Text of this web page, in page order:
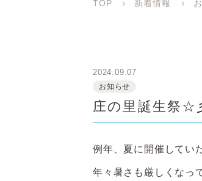
TOP 新着情報
2024.09.07
お知らせ
庄の里誕生祭☆
例年、夏に開催してい
年々暑さも厳しくなっ